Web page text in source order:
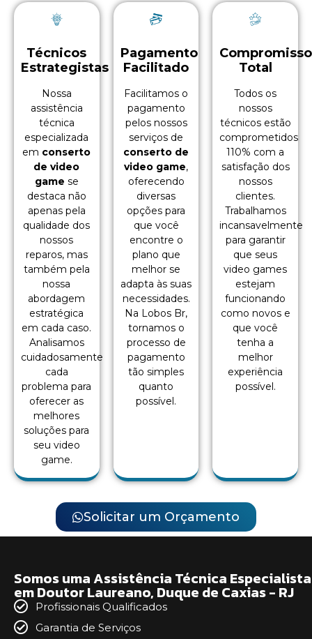
Técnicos
Estrategistas
Nossa
assistência
técnica
especializada
em conserto
de video
game se
destaca não
apenas pela
qualidade dos
nossos
reparos, mas
também pela
nossa
abordagem
estratégica
em cada caso.
Analisamos
cuidadosamente
cada
problema para
oferecer as
melhores
soluções para
seu video
game.
Pagamento
Facilitado
Facilitamos o
pagamento
pelos nossos
serviços de
conserto de
video game,
oferecendo
diversas
opções para
que você
encontre o
plano que
melhor se
adapta às suas
necessidades.
Na Lobos Br,
tornamos o
processo de
pagamento
tão simples
quanto
possível.
Compromisso
Total
Todos os
nossos
técnicos estão
comprometidos
110% com a
satisfação dos
nossos
clientes.
Trabalhamos
incansavelmente
para garantir
que seus
video games
estejam
funcionando
como novos e
que você
tenha a
melhor
experiência
possível.
Solicitar um Orçamento
Somos uma Assistência Técnica Especialista
em Doutor Laureano, Duque de Caxias - RJ
Profissionais Qualificados
Garantia de Serviços